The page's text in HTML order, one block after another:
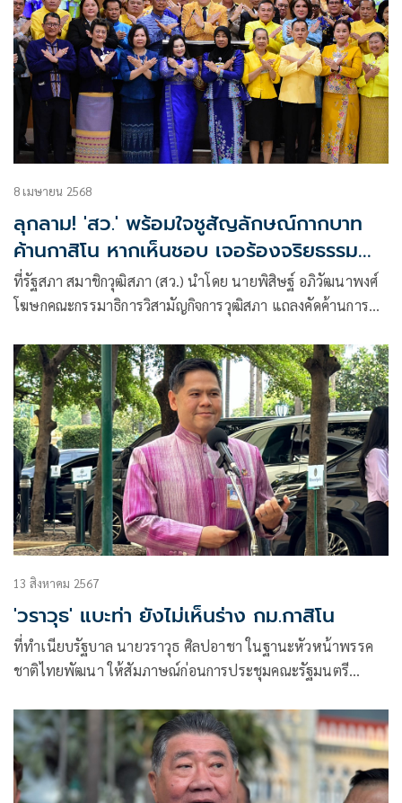
8 เมษายน 2568
ลุกลาม! 'สว.' พร้อมใจชูสัญลักษณ์กากบาท
ค้านกาสิโน หากเห็นชอบ​ เจอร้องจริยธรรม​
'ป.ป.ช.-ศาล​รธน.'
ที่รัฐสภา สมาชิกวุฒิสภา​ (สว.) นำโดย​ นายพิสิษฐ์ อภิวัฒนาพงศ์
โฆษกคณะกรรมาธิการวิสามัญกิจการวุฒิสภา​ แถลงคัดค้านการนำ
13 สิงหาคม 2567
'วราวุธ' แบะท่า ยังไม่เห็นร่าง กม.กาสิโน
ที่ทำเนียบรัฐบาล นายวราวุธ ศิลปอาชา ในฐานะหัวหน้าพรรค
ชาติไทยพัฒนา ให้สัมภาษณ์ก่อนการประชุมคณะรัฐมนตรี